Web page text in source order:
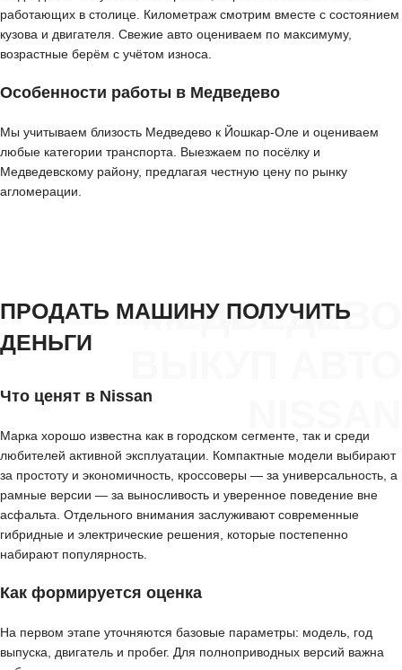
работающих в столице. Километраж смотрим вместе с состоянием
кузова и двигателя. Свежие авто оцениваем по максимуму,
возрастные берём с учётом износа.
Особенности работы в Медведево
Мы учитываем близость Медведево к Йошкар-Оле и оцениваем
любые категории транспорта. Выезжаем по посёлку и
Медведевскому району, предлагая честную цену по рынку
агломерации.
МЕДВЕДЕВО
ПРОДАТЬ МАШИНУ ПОЛУЧИТЬ
ДЕНЬГИ
Что ценят в Nissan
Марка хорошо известна как в городском сегменте, так и среди
любителей активной эксплуатации. Компактные модели выбирают
за простоту и экономичность, кроссоверы — за универсальность, а
рамные версии — за выносливость и уверенное поведение вне
асфальта. Отдельного внимания заслуживают современные
гибридные и электрические решения, которые постепенно
набирают популярность.
Как формируется оценка
На первом этапе уточняются базовые параметры: модель, год
выпуска, двигатель и пробег. Для полноприводных версий важна